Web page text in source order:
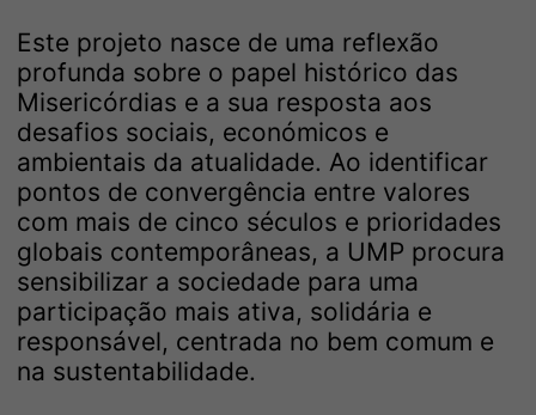
Este projeto nasce de uma reflexão
profunda sobre o papel histórico das
Misericórdias e a sua resposta aos
desafios sociais, económicos e
ambientais da atualidade. Ao identificar
pontos de convergência entre valores
com mais de cinco séculos e prioridades
globais contemporâneas, a UMP procura
sensibilizar a sociedade para uma
participação mais ativa, solidária e
responsável, centrada no bem comum e
na sustentabilidade.